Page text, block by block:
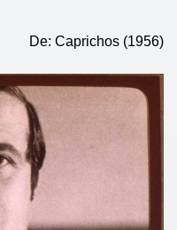
De: Caprichos (1956)